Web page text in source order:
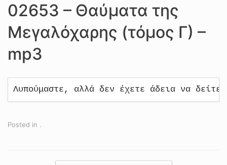
02653 – Θαύματα της
Μεγαλόχαρης (τόμος Γ) –
mp3
Λυπούμαστε, αλλά δεν έχετε άδεια να δείτε
Posted in .